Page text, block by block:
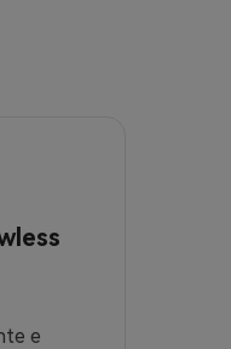
e